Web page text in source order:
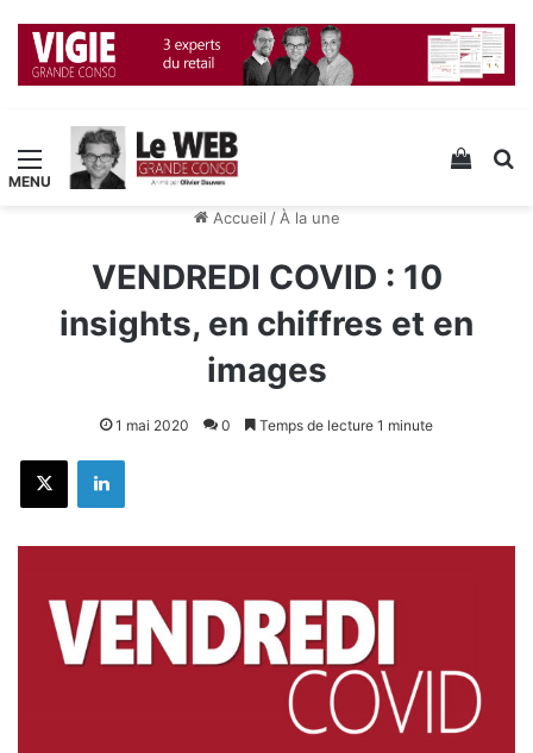
Menu Voir
Accueil / À la une
VENDREDI COVID : 10
insights, en chiffres et en
images
1 mai 2020 0 Temps de lecture 1 minute
X Linkedin